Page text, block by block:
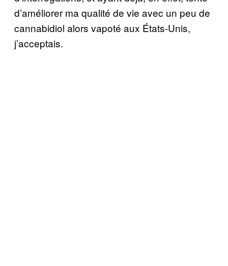
d’améliorer ma qualité de vie avec un peu de
cannabidiol alors vapoté aux États-Unis,
j’acceptais.